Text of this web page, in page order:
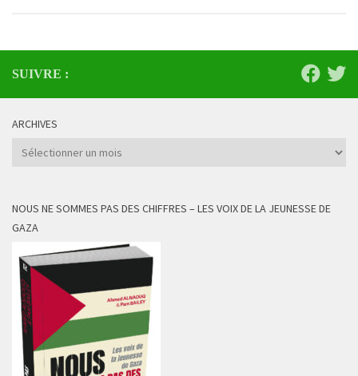
SUIVRE :
ARCHIVES
Archives
NOUS NE SOMMES PAS DES CHIFFRES – LES VOIX DE LA JEUNESSE DE
GAZA